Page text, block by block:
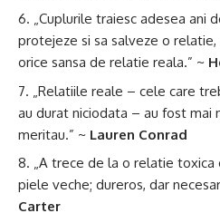
„Cuplurile traiesc adesea ani
protejeze si sa salveze o
orice sansa de relatie reala.” ~
„Relatiile reale – cele care
au durat niciodata – au fost
meritau.” ~ Lauren Conrad
„A trece de la o relatie toxica
piele veche; dureros, dar
Carter